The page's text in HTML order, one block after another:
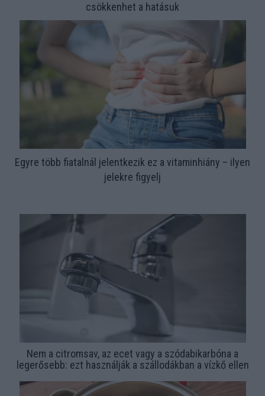
csökkenhet a hatásuk
Egyre több fiatalnál jelentkezik ez a vitaminhiány – ilyen
jelekre figyelj
Nem a citromsav, az ecet vagy a szódabikarbóna a
legerősebb: ezt használják a szállodákban a vízkő ellen